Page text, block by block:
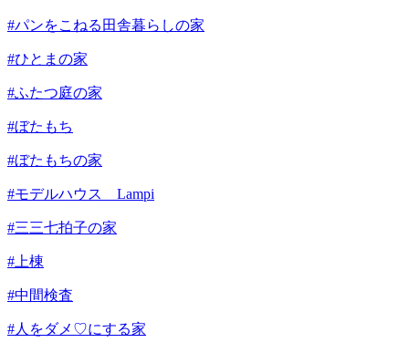
#パンをこねる田舎暮らしの家
#ひとまの家
#ふたつ庭の家
#ぼたもち
#ぼたもちの家
#モデルハウス Lampi
#三三七拍子の家
#上棟
#中間検査
#人をダメ♡にする家